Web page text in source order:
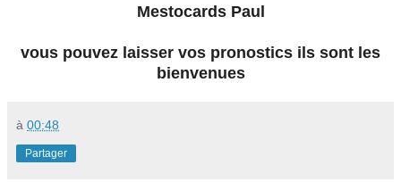
Mestocards Paul
vous pouvez laisser vos pronostics ils sont les
bienvenues
à 00:48
Partager